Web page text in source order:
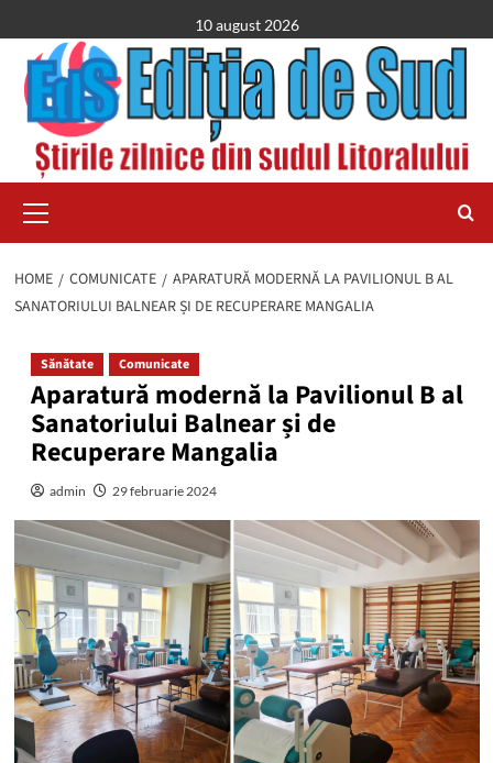
to
content
10 august 2026
Menu
HOME COMUNICATE
APARATURĂ MODERNĂ LA PAVILIONUL B AL
SANATORIULUI BALNEAR ȘI DE RECUPERARE MANGALIA
Sănătate Comunicate
Aparatură modernă la Pavilionul B al
Sanatoriului Balnear și de
Recuperare Mangalia
admin 29 februarie 2024